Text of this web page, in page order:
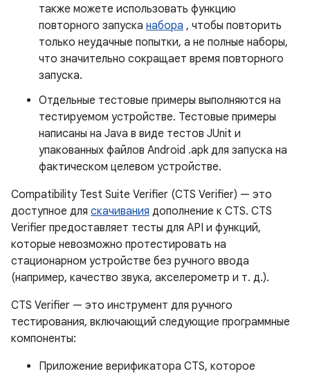
также можете использовать функцию
повторного запуска набора , чтобы повторить
только неудачные попытки, а не полные наборы,
что значительно сокращает время повторного
запуска.
Отдельные тестовые примеры выполняются на
тестируемом устройстве. Тестовые примеры
написаны на Java в виде тестов JUnit и
упакованных файлов Android .apk для запуска на
фактическом целевом устройстве.
Compatibility Test Suite Verifier (CTS Verifier) ​​— это
доступное для скачивания дополнение к CTS. CTS
Verifier предоставляет тесты для API и функций,
которые невозможно протестировать на
стационарном устройстве без ручного ввода
(например, качество звука, акселерометр и т. д.).
CTS Verifier — это инструмент для ручного
тестирования, включающий следующие программные
компоненты:
Приложение верификатора CTS, которое